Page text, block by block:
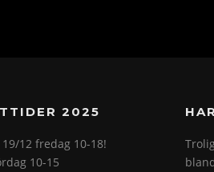
2025
12 fredag 10-18!
10-15